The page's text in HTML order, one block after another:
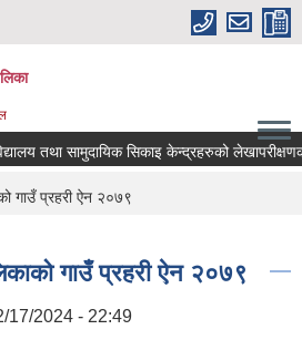
विद्यालय तथा सामुदायिक सिकाइ केन्द्रहरुको
गाउँ प्रहरी ऐन २०७९
गाउँ प्रहरी ऐन २०७९
17/2024 - 22:49